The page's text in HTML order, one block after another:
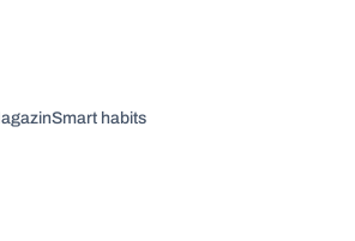
Smart habits